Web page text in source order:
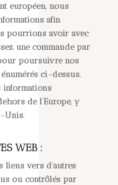
européen, nous
afin
pourrions avoir avec
une commande par
poursuivre nos
ci-dessus.
informations
de l’Europe, y
Unis.
WEB :
liens vers d’autres
ou contrôlés par